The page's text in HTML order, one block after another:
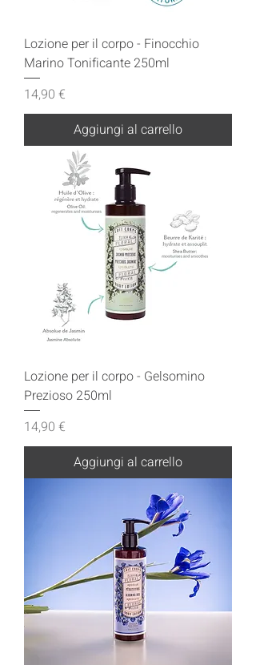
Lozione per il corpo - Finocchio
Marino Tonificante 250ml
Prezzo
14,90 €
Aggiungi al carrello
Lozione per il corpo - Gelsomino
Prezioso 250ml
Prezzo
14,90 €
Aggiungi al carrello